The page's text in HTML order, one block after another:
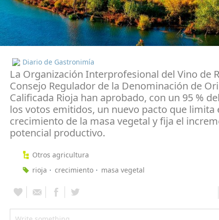
Diario de Gastronimía
La Organización Interprofesional del Vino de
Consejo Regulador de la Denominación de
Calificada Rioja han aprobado, con un 95 %
los votos emitidos, un nuevo pacto que limita
crecimiento de la masa vegetal y fija el
potencial productivo.
Otros agricultura
rioja
crecimiento masa vegetal